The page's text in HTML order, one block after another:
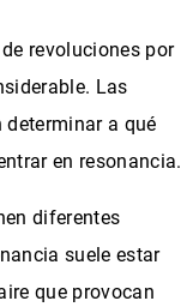
revoluciones por
Las
determinar a qué
en resonancia.
diferentes
suele estar
que provocan